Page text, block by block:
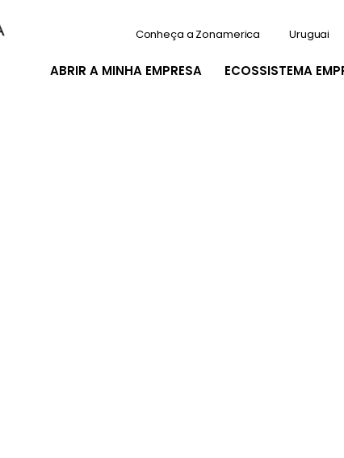
ABRIR A MINHA EMPRESA ECOSSISTEMA
Conheça a Zonamerica Uruguai